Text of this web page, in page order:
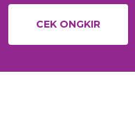
CEK ONGKIR